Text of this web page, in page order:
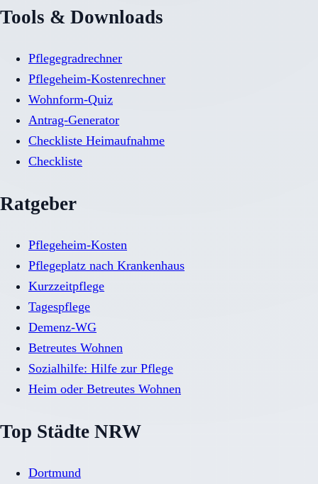
Tools & Downloads
Pflegegradrechner
Pflegeheim-Kostenrechner
Wohnform-Quiz
Antrag-Generator
Checkliste Heimaufnahme
Checkliste
Ratgeber
Pflegeheim-Kosten
Pflegeplatz nach Krankenhaus
Kurzzeitpflege
Tagespflege
Demenz-WG
Betreutes Wohnen
Sozialhilfe: Hilfe zur Pflege
Heim oder Betreutes Wohnen
Top Städte NRW
Dortmund